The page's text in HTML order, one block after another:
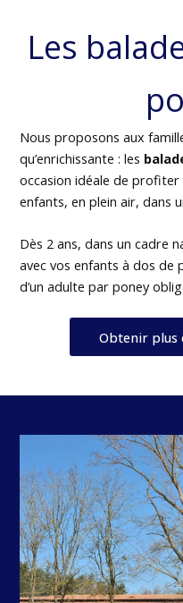
Les
Nous proposons aux
qu’enrichissante : les
occasion idéale de profiter
enfants, en plein air, dans
Dès 2 ans, dans un cadre
avec vos enfants à dos de
d’un adulte par poney
Obtenir plus